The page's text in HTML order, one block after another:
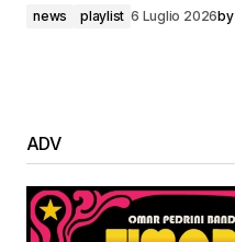
news playlist 6 Luglio 2026by
ADV